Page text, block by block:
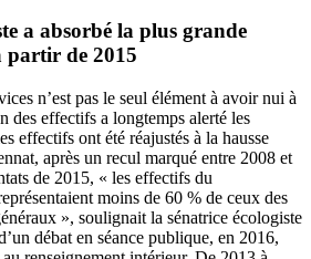
a absorbé la plus grande
partir de 2015
n’est pas le seul élément à avoir nui à
des effectifs a longtemps alerté les
effectifs ont été réajustés à la hausse
après un recul marqué entre 2008 et
de 2015, « les effectifs du
moins de 60 % de ceux des
», soulignait la sénatrice écologiste
débat en séance publique, en 2016,